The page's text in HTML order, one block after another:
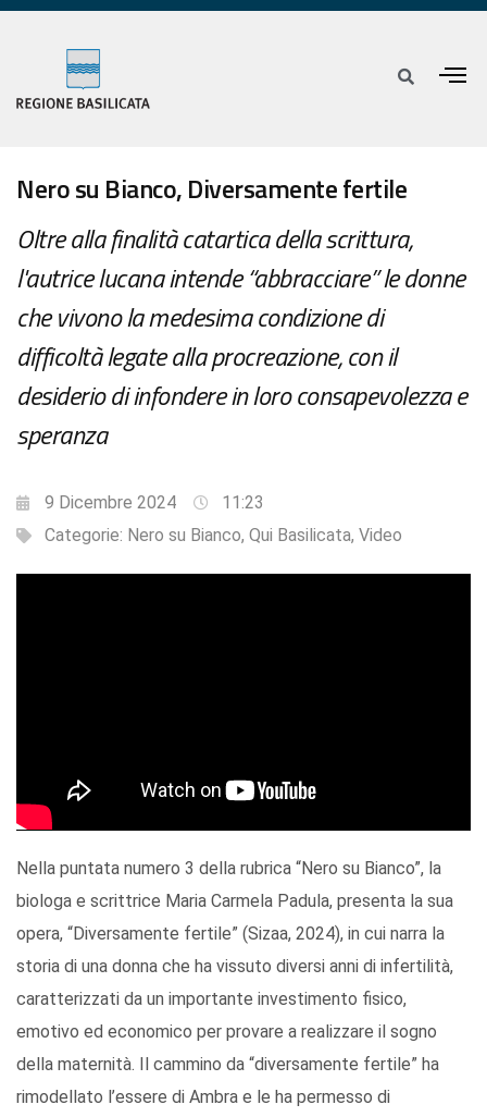
Nero su Bianco, Diversamente fertile
Oltre alla finalità catartica della scrittura,
l'autrice lucana intende “abbracciare” le donne
che vivono la medesima condizione di
difficoltà legate alla procreazione, con il
desiderio di infondere in loro consapevolezza e
speranza
9 Dicembre 2024
11:23
Categorie: Nero su Bianco, Qui Basilicata, Video
Nella puntata numero 3 della rubrica “Nero su Bianco”, la
biologa e scrittrice Maria Carmela Padula, presenta la sua
opera, “Diversamente fertile” (Sizaa, 2024), in cui narra la
storia di una donna che ha vissuto diversi anni di infertilità,
caratterizzati da un importante investimento fisico,
emotivo ed economico per provare a realizzare il sogno
della maternità. Il cammino da “diversamente fertile” ha
rimodellato l’essere di Ambra e le ha permesso di